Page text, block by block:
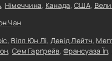
, Німеччина, Канада,США,
Чан
, Вілл Юн Лі, Девід Лейтч,
,Сем Гарґрейв, Франсуаза Їп,